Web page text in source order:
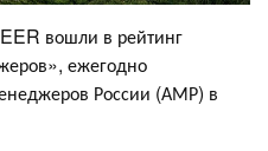
вошли в рейтинг
ежегодно
России (АМР) в